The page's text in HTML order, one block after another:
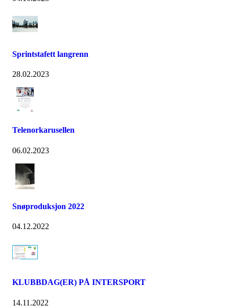
Sprintstafett langrenn
28.02.2023
Telenorkarusellen
06.02.2023
Snøproduksjon 2022
04.12.2022
KLUBBDAG(ER) PÅ INTERSPORT
14.11.2022